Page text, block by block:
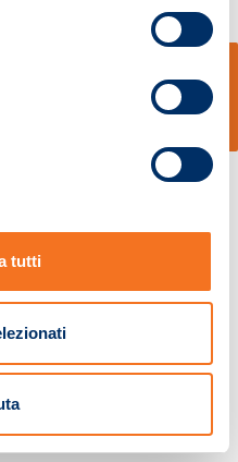
tutti
Cap.Soc. € 2.000.000,00 i.v. La